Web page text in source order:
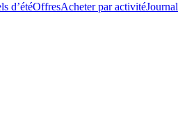
d’étéOffresAcheter par activitéJournal